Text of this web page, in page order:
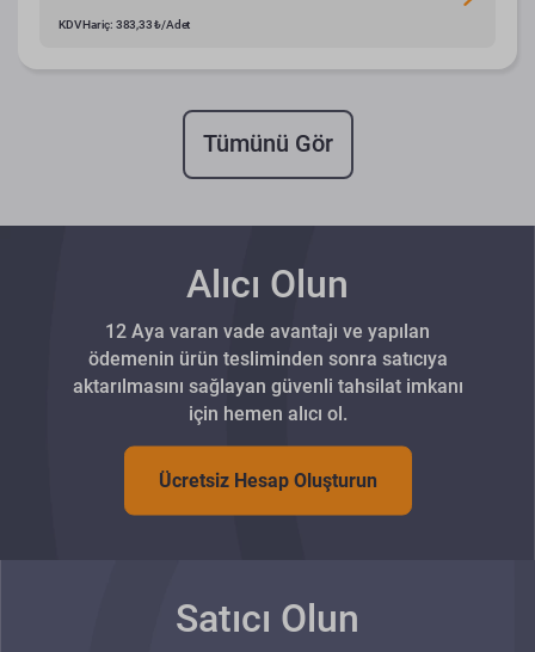
KDV Hariç: 383,33 ₺/Adet
Tümünü Gör
Alıcı Olun
12 Aya varan vade avantajı ve yapılan
ödemenin ürün tesliminden sonra satıcıya
aktarılmasını sağlayan güvenli tahsilat imkanı
için hemen alıcı ol.
Ücretsiz Hesap Oluşturun
Satıcı Olun